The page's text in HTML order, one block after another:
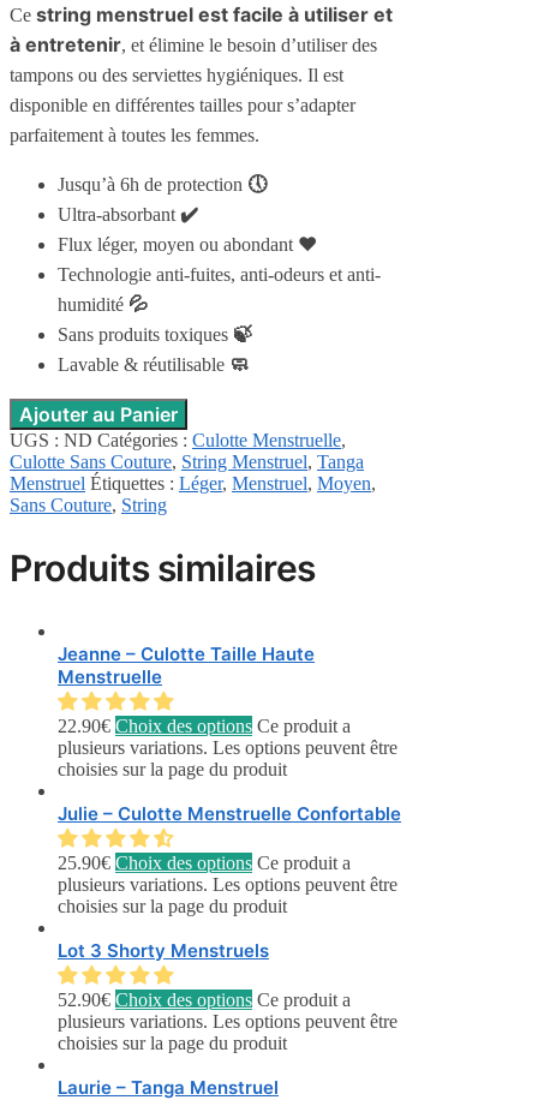
Ce string menstruel est facile à utiliser et
à entretenir, et élimine le besoin d’utiliser des
tampons ou des serviettes hygiéniques. Il est
disponible en différentes tailles pour s’adapter
parfaitement à toutes les femmes.
Jusqu’à 6h de protection 🕔
Ultra-absorbant ✔️
Flux léger, moyen ou abondant ❤️
Technologie anti-fuites, anti-odeurs et anti-
humidité 💦
Sans produits toxiques 🍃
Lavable & réutilisable 🧼
Ajouter au Panier
UGS : ND Catégories : Culotte Menstruelle,
Culotte Sans Couture, String Menstruel, Tanga
Menstruel Étiquettes : Léger, Menstruel, Moyen,
Sans Couture, String
Produits similaires
Jeanne – Culotte Taille Haute
Menstruelle
22.90€ Choix des options Ce produit a
plusieurs variations. Les options peuvent être
choisies sur la page du produit
Julie – Culotte Menstruelle Confortable
25.90€ Choix des options Ce produit a
plusieurs variations. Les options peuvent être
choisies sur la page du produit
Lot 3 Shorty Menstruels
52.90€ Choix des options Ce produit a
plusieurs variations. Les options peuvent être
choisies sur la page du produit
Laurie – Tanga Menstruel